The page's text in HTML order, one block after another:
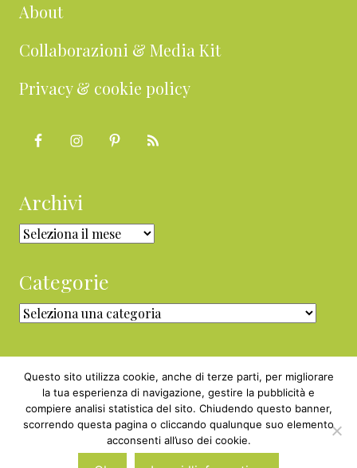
About
Collaborazioni & Media Kit
Privacy & cookie policy
Archivi
Archivi
Categorie
Categorie
Copyright © 2010 - 2026 BabyGreen™ ·
P.IVA 05829800969 · Webmaster
Questo sito utilizza cookie, anche di terze parti, per migliorare
la tua esperienza di navigazione, gestire la pubblicità e
compiere analisi statistica del sito. Chiudendo questo banner,
scorrendo questa pagina o cliccando qualunque suo elemento
acconsenti all’uso dei cookie.